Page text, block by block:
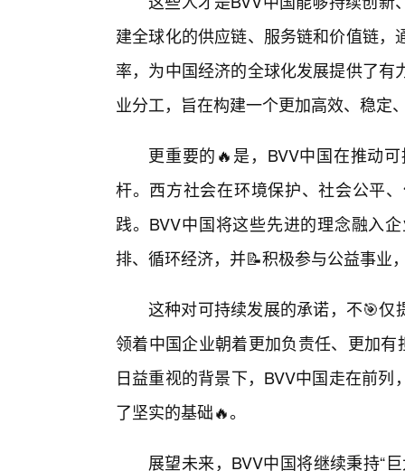
建全球化的供应链、服务链和价值链
率，为中国经济的全球化发展提供了
业分工，旨在构建一个更加高效、稳定
更重要的🔥是，BVV中国在推动
杆。西方社会在环境保护、社会公平
践。BVV中国将这些先进的理念融入
排、循环经济，并📝积极参与公益事业
这种对可持续发展的承诺，不🎯仅
领着中国企业朝着更加负责任、更加
日益重视的背景下，BVV中国走在前
了坚实的基础🔥。
展望未来，BVV中国将继续秉持“